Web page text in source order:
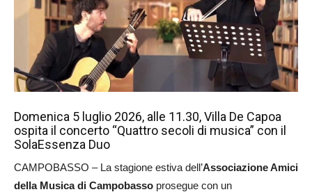
Domenica 5 luglio 2026, alle 11.30, Villa De Capoa
ospita il concerto “Quattro secoli di musica” con il
SolaEssenza Duo
CAMPOBASSO – La stagione estiva dell’Associazione Amici
della Musica di Campobasso prosegue con un